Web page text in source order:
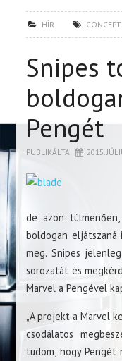
HÍR
Snipes
Pengét
PUBLIKÁLTA 2015.
de azon
boldogan
meg. Snipes
sorozatát és
Marvel a Pengével
„A projekt a Marvel
csodálatos
tudom, hogy